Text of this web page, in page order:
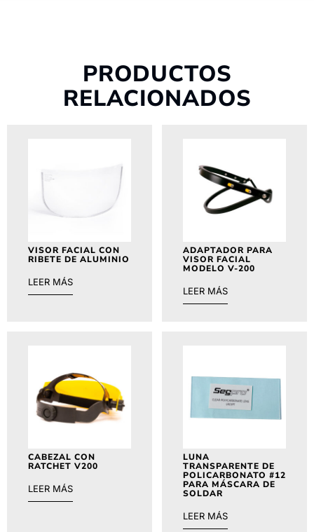
PRODUCTOS
RELACIONADOS
VISOR FACIAL CON
RIBETE DE ALUMINIO
LEER MÁS
ADAPTADOR PARA
VISOR FACIAL
MODELO V-200
LEER MÁS
CABEZAL CON
RATCHET V200
LEER MÁS
LUNA
TRANSPARENTE DE
POLICARBONATO #12
PARA MÁSCARA DE
SOLDAR
LEER MÁS